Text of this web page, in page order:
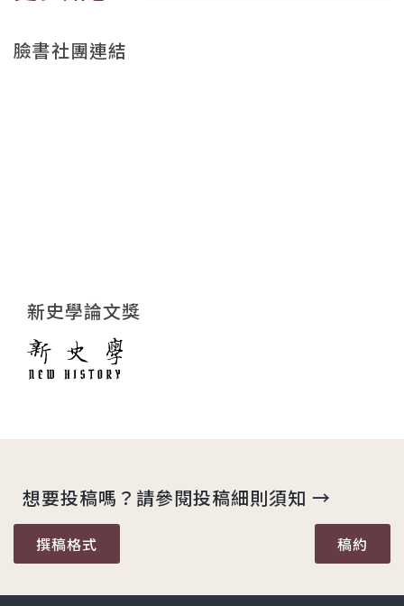
臉書社團連結
新史學論文獎
想要投稿嗎？請參閱投稿細則須知 →
撰稿格式 稿約